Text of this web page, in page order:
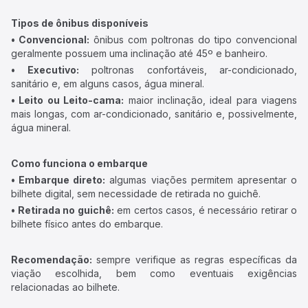
Tipos de ônibus disponíveis
• Convencional: ônibus com poltronas do tipo convencional
geralmente possuem uma inclinação até 45º e banheiro.
• Executivo: poltronas confortáveis, ar-condicionado,
sanitário e, em alguns casos, água mineral.
• Leito ou Leito-cama: maior inclinação, ideal para viagens
mais longas, com ar-condicionado, sanitário e, possivelmente,
água mineral.
Como funciona o embarque
• Embarque direto: algumas viações permitem apresentar o
bilhete digital, sem necessidade de retirada no guichê.
• Retirada no guichê: em certos casos, é necessário retirar o
bilhete físico antes do embarque.
Recomendação: sempre verifique as regras específicas da
viação escolhida, bem como eventuais exigências
relacionadas ao bilhete.